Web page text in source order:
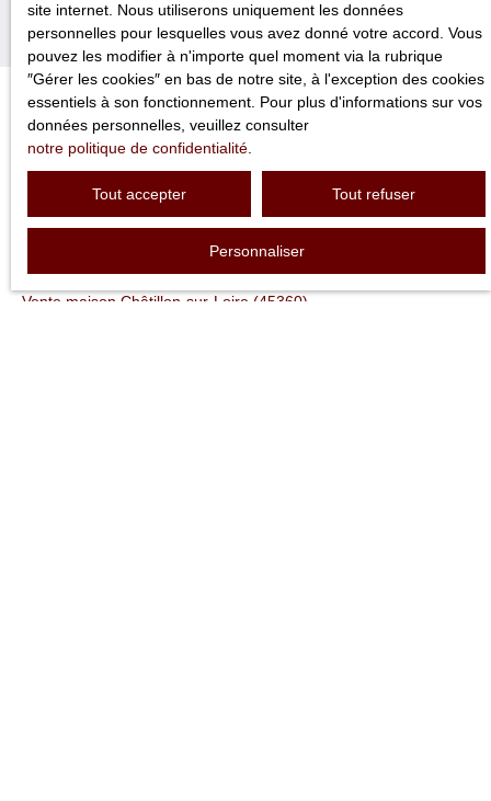
JE RECHERCHE UN BIEN
Vente maison Gien (45500)
Vente maison Briare (45250)
Vente maison Châtillon-sur-Loire (45360)
site internet. Nous utiliserons uniquement les données
personnelles pour lesquelles vous avez donné votre accord. Vous
pouvez les modifier à n'importe quel moment via la rubrique
″Gérer les cookies″ en bas de notre site, à l'exception des cookies
essentiels à son fonctionnement. Pour plus d'informations sur vos
données personnelles, veuillez consulter
notre politique de confidentialité
Tout accepter Tout refuser
Personnaliser